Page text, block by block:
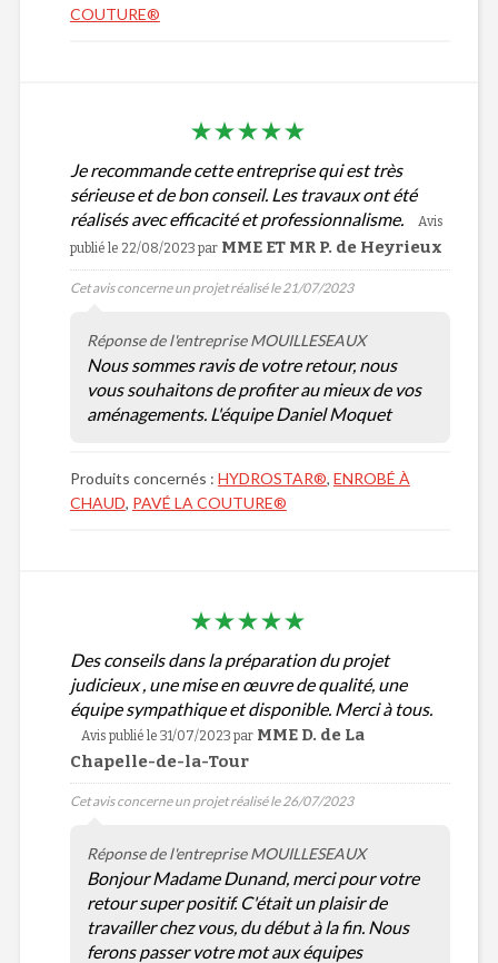
COUTURE®
Je recommande cette entreprise qui est très
sérieuse et de bon conseil. Les travaux ont été
réalisés avec efficacité et professionnalisme.
Avis
publié le 22/08/2023 par MME ET MR P. de Heyrieux
Cet avis concerne un projet réalisé le 21/07/2023
Réponse de l'entreprise MOUILLESEAUX
Nous sommes ravis de votre retour, nous
vous souhaitons de profiter au mieux de vos
aménagements. L'équipe Daniel Moquet
Produits concernés : HYDROSTAR®, ENROBÉ À
CHAUD, PAVÉ LA COUTURE®
Des conseils dans la préparation du projet
judicieux , une mise en œuvre de qualité, une
équipe sympathique et disponible. Merci à tous.
Avis publié le 31/07/2023 par MME D. de La
Chapelle-de-la-Tour
Cet avis concerne un projet réalisé le 26/07/2023
Réponse de l'entreprise MOUILLESEAUX
Bonjour Madame Dunand, merci pour votre
retour super positif. C'était un plaisir de
travailler chez vous, du début à la fin. Nous
ferons passer votre mot aux équipes